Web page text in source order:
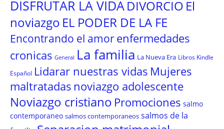
DISFRUTAR LA VIDADIVORCIO El
noviazgo EL PODER DE LA FE
Encontrando el amorenfermedades
cronicas General La familia La Nueva Era Libros Kindle
Español Lidarar nuestras vidas Mujeres
maltratadas noviazgo adolescente
Noviazgo cristiano Promociones salmo
contemporaneo salmos contemporaneos salmos de la